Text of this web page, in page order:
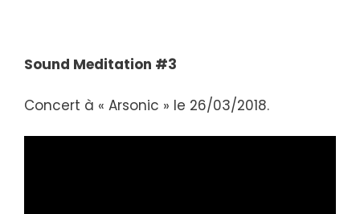
Sound Meditation #3
Concert à « Arsonic » le 26/03/2018.